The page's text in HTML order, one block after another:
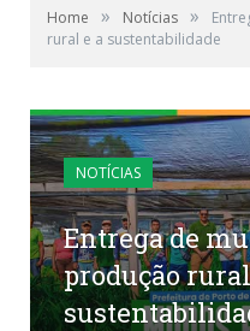
Home » Notícias »
rural e a sustentabilidade
NOTÍCIAS
Entrega de
produção